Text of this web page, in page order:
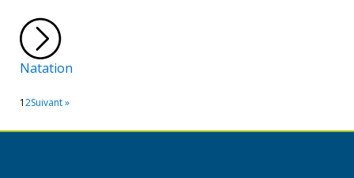
Natation
12Suivant »